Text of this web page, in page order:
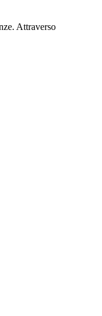
Attraverso